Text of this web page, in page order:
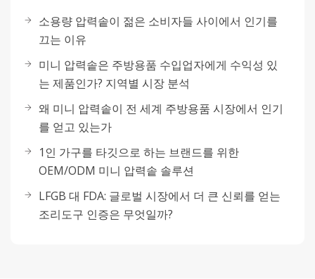
소용량 압력솥이 젊은 소비자들 사이에서 인기를
끄는 이유
미니 압력솥은 주방용품 수입업자에게 수익성 있
는 제품인가? 지역별 시장 분석
왜 미니 압력솥이 전 세계 주방용품 시장에서 인기
를 얻고 있는가
1인 가구를 타깃으로 하는 브랜드를 위한
OEM/ODM 미니 압력솥 솔루션
LFGB 대 FDA: 글로벌 시장에서 더 큰 신뢰를 얻는
조리도구 인증은 무엇일까?